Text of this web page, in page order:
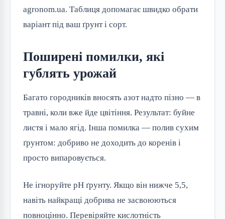
agronom.ua. Таблиця допомагає швидко обрати
варіант під ваш ґрунт і сорт.
Поширені помилки, які
гублять урожай
Багато городників вносять азот надто пізно — в
травні, коли вже йде цвітіння. Результат: буйне
листя і мало ягід. Інша помилка — полив сухим
ґрунтом: добриво не доходить до коренів і
просто випаровується.
Не ігноруйте pH ґрунту. Якщо він нижче 5,5,
навіть найкращі добрива не засвоюються
повноцінно. Перевіряйте кислотність